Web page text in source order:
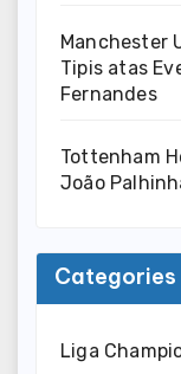
Manchester
Tipis atas
Fernandes
Tottenham
João
Categories
Liga